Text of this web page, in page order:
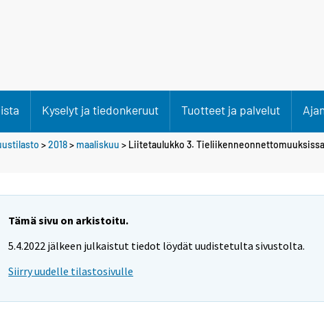
Kyselyt ja tiedonkeruut Tuotteet ja palvelut
>2018> maaliskuu > Liitetaulukko 3.
Tämä sivu on arkistoitu.
5.4.2022 jälkeen julkaistut tiedot löydät uudistetulta sivustolta.
Siirry uudelle tilastosivulle